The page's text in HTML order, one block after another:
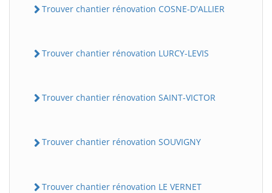
Trouver chantier rénovation COSNE-D'ALLIER
Trouver chantier rénovation LURCY-LEVIS
Trouver chantier rénovation SAINT-VICTOR
Trouver chantier rénovation SOUVIGNY
Trouver chantier rénovation LE VERNET